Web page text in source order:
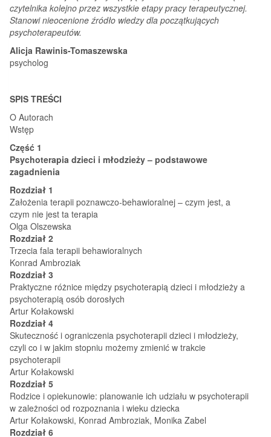
czytelnika kolejno przez wszystkie etapy pracy terapeutycznej.
Stanowi nieocenione źródło wiedzy dla początkujących
psychoterapeutów.
Alicja Rawinis-Tomaszewska
psycholog
SPIS TREŚCI
O Autorach
Wstęp
Część 1
Psychoterapia dzieci i młodzieży – podstawowe
zagadnienia
Rozdział 1
Założenia terapii poznawczo-behawioralnej – czym jest, a
czym nie jest ta terapia
Olga Olszewska
Rozdział 2
Trzecia fala terapii behawioralnych
Konrad Ambroziak
Rozdział 3
Praktyczne różnice między psychoterapią dzieci i młodzieży a
psychoterapią osób dorosłych
Artur Kołakowski
Rozdział 4
Skuteczność i ograniczenia psychoterapii dzieci i młodzieży,
czyli co i w jakim stopniu możemy zmienić w trakcie
psychoterapii
Artur Kołakowski
Rozdział 5
Rodzice i opiekunowie: planowanie ich udziału w psychoterapii
w zależności od rozpoznania i wieku dziecka
Artur Kołakowski, Konrad Ambroziak, Monika Zabel
Rozdział 6